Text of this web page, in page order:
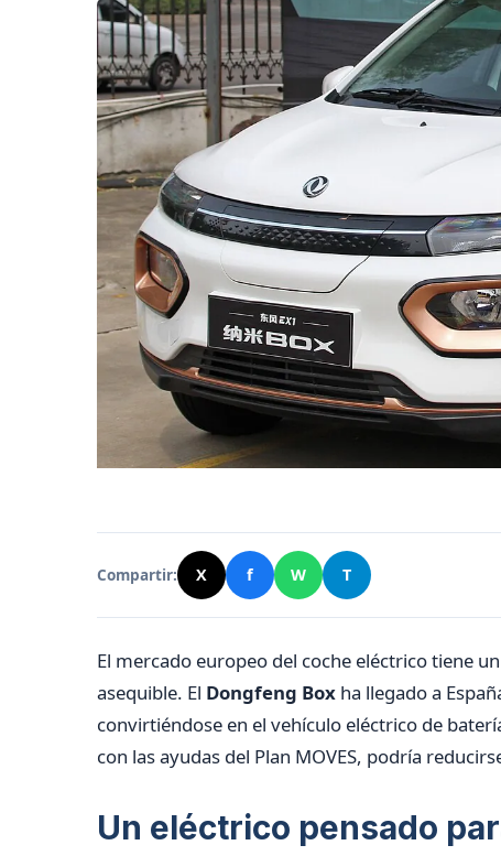
Compartir: X f W T
El mercado europeo del coche eléctrico tiene
asequible. El Dongfeng Box ha llegado a
convirtiéndose en el vehículo eléctrico de
con las ayudas del Plan MOVES, podría
Un eléctrico pensado